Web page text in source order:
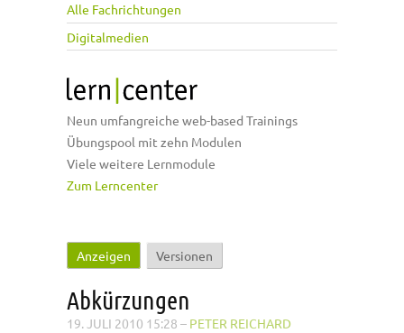
Alle Fachrichtungen
Digitalmedien
Neun umfangreiche web-based Trainings
Übungspool mit zehn Modulen
Viele weitere Lernmodule
Zum Lerncenter
Haupt-Reiter
Anzeigen (aktiver Reiter)
Versionen
Abkürzungen
19. JULI 2010 15:28 – PETER REICHARD